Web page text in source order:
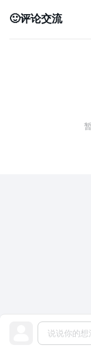
🙂评论交流